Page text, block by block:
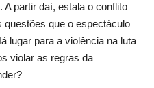
partir daí, estala o conflito
questões que o espectáculo
lugar para a violência na luta
violar as regras da